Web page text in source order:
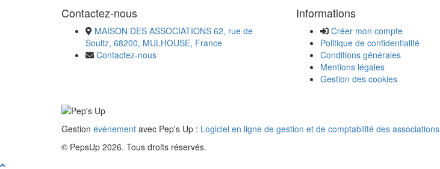
Contactez-nous
MAISON DES ASSOCIATIONS 62, rue de
Soultz, 68200, MULHOUSE, France
Contactez-nous
Informations
Créer mon compte
Politique de confidentialité
Conditions générales
Mentions légales
Gestion des cookies
Gestion événement avec Pep's Up : Logiciel en ligne de gestion et de comptabilité des associations
© PepsUp 2026. Tous droits réservés.